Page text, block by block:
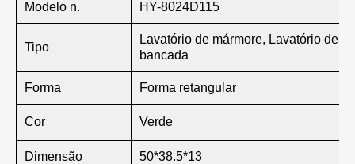
Modelo n. HY-8024D115
Tipo
Lavatório de mármore, Lavatório de
bancada
Forma Forma retangular
Cor Verde
Dimensão 50*38.5*13